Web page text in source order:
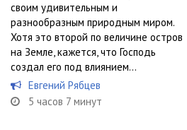
своим удивительным и
разнообразным природным миром.
Хотя это второй по величине остров
на Земле, кажется, что Господь
создал его под влиянием...
Евгений Рябцев
5 часов 7 минут